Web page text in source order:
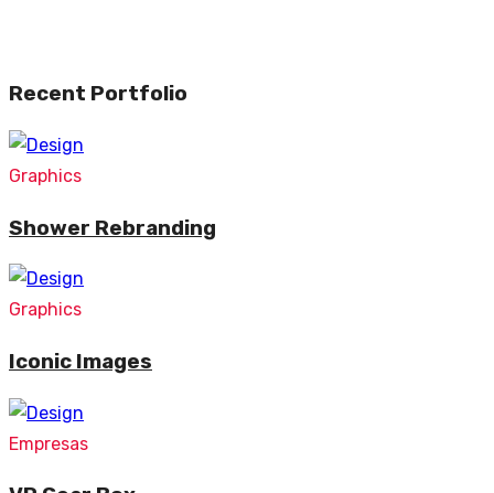
Recent Portfolio
Graphics
Shower Rebranding
Graphics
Iconic Images
Empresas